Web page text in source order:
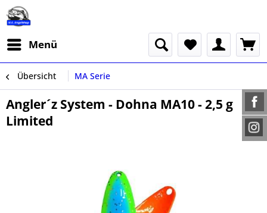
Menü
Übersicht MA Serie
Angler´z System - Dohna MA10 - 2,5 g
Limited